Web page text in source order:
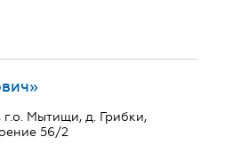
г.о. Мытищи, д. Грибки,
56/2